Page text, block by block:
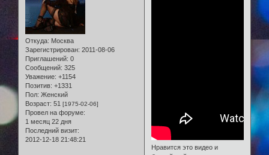
Откуда: Москва
Зарегистрирован: 2011-08-06
Приглашений: 0
Сообщений: 325
Уважение: +1154
Позитив: +1331
Пол: Женский
Возраст: 51 [1975-02-06]
Провел на форуме:
1 месяц 22 дня
Последний визит:
2012-12-18 21:48:21
Нравится это видео и